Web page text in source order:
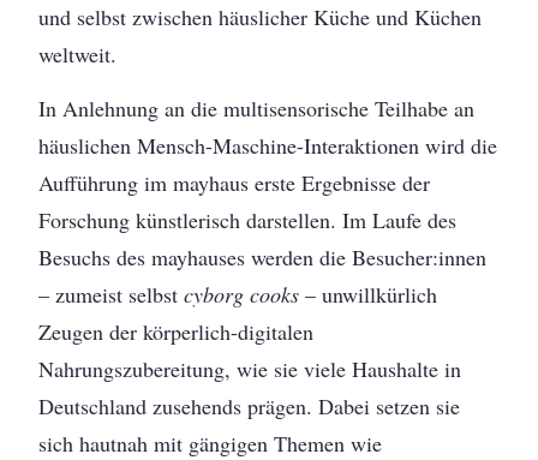
und selbst zwischen häuslicher Küche und Küchen
weltweit.
In Anlehnung an die multisensorische Teilhabe an
häuslichen Mensch-Maschine-Interaktionen wird die
Aufführung im mayhaus erste Ergebnisse der
Forschung künstlerisch darstellen. Im Laufe des
Besuchs des mayhauses werden die Besucher:innen
– zumeist selbstcyborg cooks – unwillkürlich
Zeugen der körperlich-digitalen
Nahrungszubereitung, wie sie viele Haushalte in
Deutschland zusehends prägen. Dabei setzen sie
sich hautnah mit gängigen Themen wie